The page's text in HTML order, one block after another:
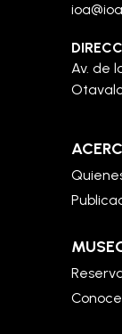
Av. de